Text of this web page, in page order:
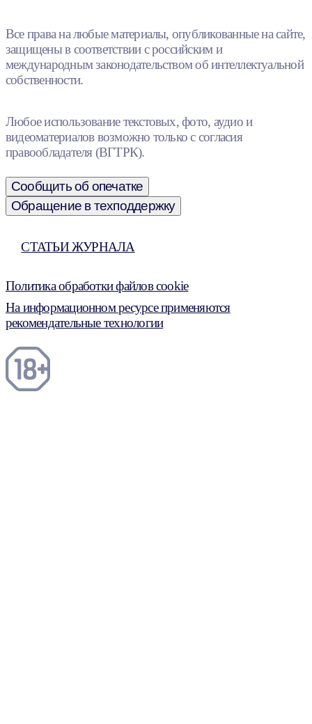
Все права на любые материалы, опубликованные на сайте,
защищены в соответствии с российским и
международным законодательством об интеллектуальной
собственности.
Любое использование текстовых, фото, аудио и
видеоматериалов возможно только с согласия
правообладателя (ВГТРК).
Сообщить об опечатке
Обращение в техподдержку
СТАТЬИ ЖУРНАЛА
Политика обработки файлов cookie
На информационном ресурсе применяются
рекомендательные технологии